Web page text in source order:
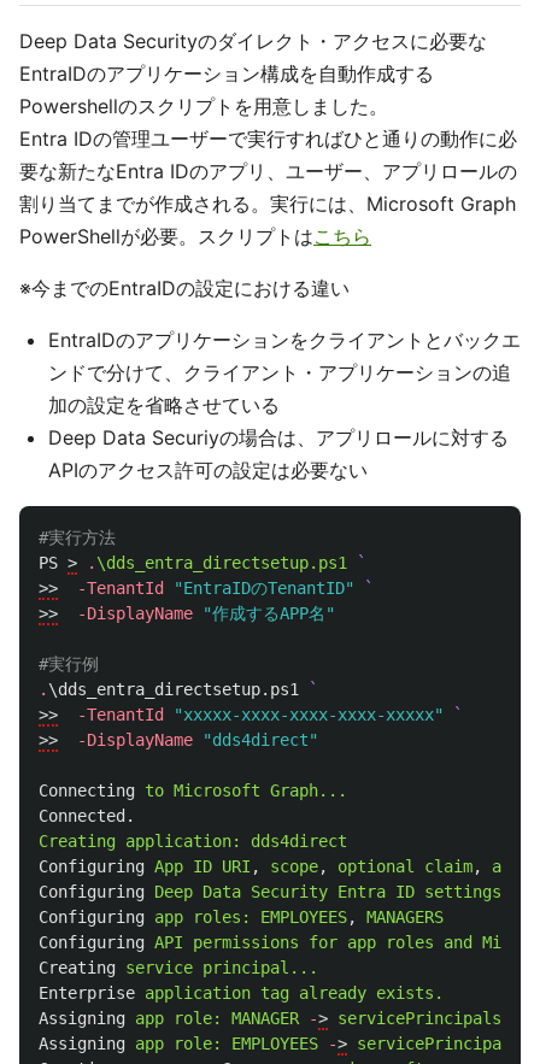
Deep Data Securityのダイレクト・アクセスに必要な
EntraIDのアプリケーション構成を自動作成する
Powershellのスクリプトを用意しました。
Entra IDの管理ユーザーで実行すればひと通りの動作に必
要な新たなEntra IDのアプリ、ユーザー、アプリロールの
割り当てまでが作成される。実行には、Microsoft Graph
PowerShellが必要。スクリプトはこちら
※今までのEntraIDの設定における違い
EntraIDのアプリケーションをクライアントとバックエ
ンドで分けて、クライアント・アプリケーションの追
加の設定を省略させている
Deep Data Securiyの場合は、アプリロールに対する
APIのアクセス許可の設定は必要ない
#実行方法
PS > . \dds_entra_directsetup.ps1
>>
-TenantId "EntraIDのTenantID"
>>
-DisplayName "作成するAPP名"
#実行例
. \dds_entra_directsetup.ps1
>>
-TenantId "xxxxx-xxxx-xxxx-xxxx-xxxxx"
>>
-DisplayName "dds4direct"
Connecting to Microsoft Graph...
Connected.
Creating application:
dds4direct
Configuring App ID URI , scope, optional claim, and
Configuring Deep Data Security Entra ID settings...
Configuring app roles: EMPLOYEES,
MANAGERS
Configuring API permissions for app roles and
Creating service principal...
Enterprise application tag already exists.
Assigning app role: MANAGER -> servicePrincipals/
Assigning app role: EMPLOYEES -> servicePrincipals/